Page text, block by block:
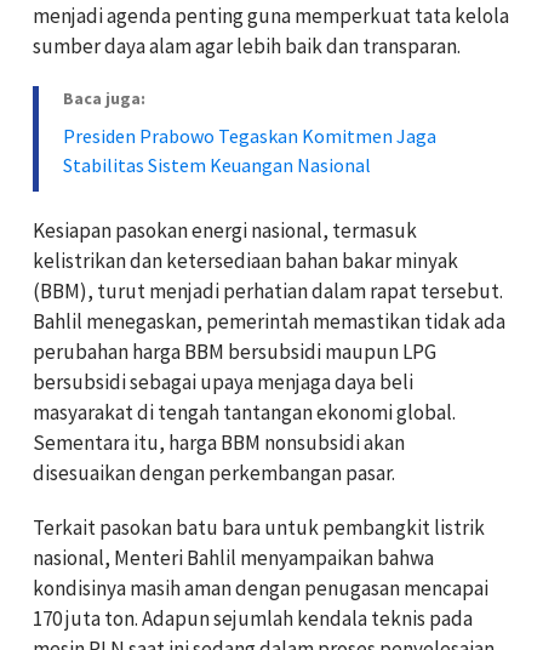
menjadi agenda penting guna memperkuat tata kelola
sumber daya alam agar lebih baik dan transparan.
Baca juga:
Presiden Prabowo Tegaskan Komitmen Jaga
Stabilitas Sistem Keuangan Nasional
Kesiapan pasokan energi nasional, termasuk
kelistrikan dan ketersediaan bahan bakar minyak
(BBM), turut menjadi perhatian dalam rapat tersebut.
Bahlil menegaskan, pemerintah memastikan tidak ada
perubahan harga BBM bersubsidi maupun LPG
bersubsidi sebagai upaya menjaga daya beli
masyarakat di tengah tantangan ekonomi global.
Sementara itu, harga BBM nonsubsidi akan
disesuaikan dengan perkembangan pasar.
Terkait pasokan batu bara untuk pembangkit listrik
nasional, Menteri Bahlil menyampaikan bahwa
kondisinya masih aman dengan penugasan mencapai
170 juta ton. Adapun sejumlah kendala teknis pada